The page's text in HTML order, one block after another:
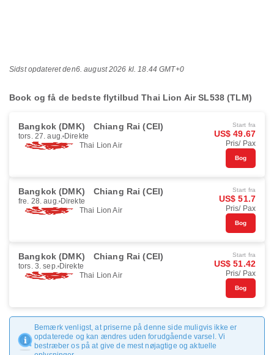
Sidst opdateret den6. august 2026 kl. 18.44 GMT+0
Book og få de bedste flytilbud Thai Lion Air SL538 (TLM)
Bangkok (DMK) Chiang Rai (CEI)
tors. 27. aug. Direkte
Thai Lion Air
Start fra
US$ 49.67
Pris/ Pax
Bog
Bangkok (DMK) Chiang Rai (CEI)
fre. 28. aug. Direkte
Thai Lion Air
Start fra
US$ 51.7
Pris/ Pax
Bog
Bangkok (DMK) Chiang Rai (CEI)
tors. 3. sep. Direkte
Thai Lion Air
Start fra
US$ 51.42
Pris/ Pax
Bog
Bemærk venligst, at priserne på denne side muligvis ikke er
opdaterede og kan ændres uden forudgående varsel. Vi
bestræber os på at give de mest nøjagtige og aktuelle